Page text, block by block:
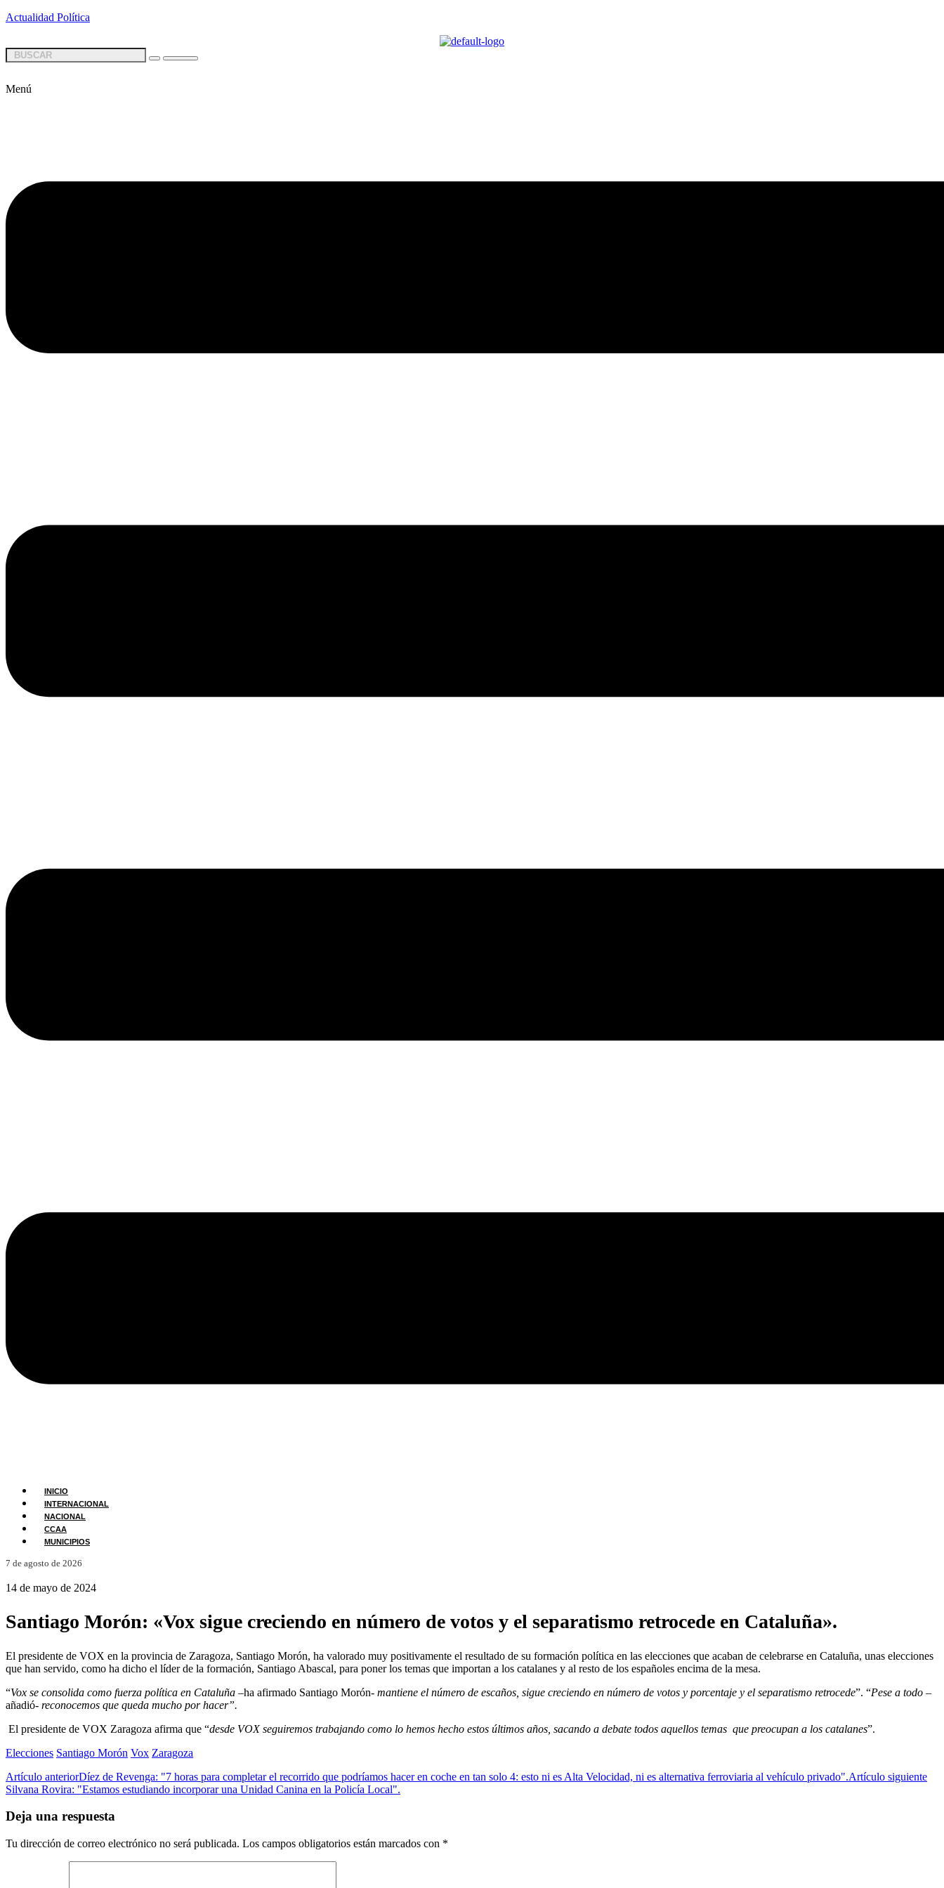
Actualidad Política
Menú
INICIO
INTERNACIONAL
NACIONAL
CCAA
MUNICIPIOS
7 de agosto de 2026
14 de mayo de 2024
Santiago Morón: «Vox sigue creciendo en número de votos y el separatismo retrocede en Cataluña».
El presidente de VOX en la provincia de Zaragoza, Santiago Morón, ha valorado muy positivamente el resultado de su formación política en las elecciones que acaban de celebrarse en Cataluña, unas elecciones
que han servido, como ha dicho el líder de la formación, Santiago Abascal, para poner los temas que importan a los catalanes y al resto de los españoles encima de la mesa.
“Vox se consolida como fuerza política en Cataluña –ha afirmado Santiago Morón- mantiene el número de escaños, sigue creciendo en número de votos y porcentaje y el separatismo retrocede”. “Pese a todo –
añadió- reconocemos que queda mucho por hacer”.
El presidente de VOX Zaragoza afirma que “desde VOX seguiremos trabajando como lo hemos hecho estos últimos años, sacando a debate todos aquellos temas que preocupan a los catalanes”.
Elecciones Santiago Morón Vox Zaragoza
Artículo anteriorDíez de Revenga: "7 horas para completar el recorrido que podríamos hacer en coche en tan solo 4: esto ni es Alta Velocidad, ni es alternativa ferroviaria al vehículo privado".Artículo siguiente
Silvana Rovira: "Estamos estudiando incorporar una Unidad Canina en la Policía Local".
Deja una respuesta
Tu dirección de correo electrónico no será publicada. Los campos obligatorios están marcados con *